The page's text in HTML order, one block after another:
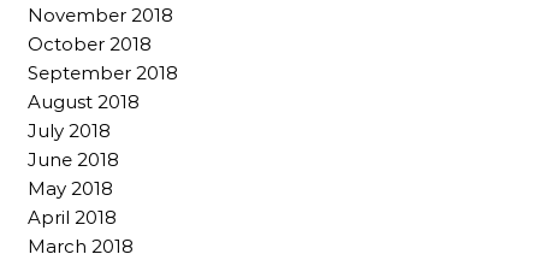
November 2018
October 2018
September 2018
August 2018
July 2018
June 2018
May 2018
April 2018
March 2018